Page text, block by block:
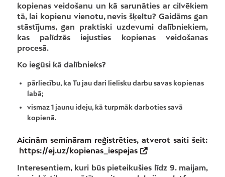
kopienas veidošanu un kā sarunāties ar cilvēkiem
tā, lai kopienu vienotu, nevis šķeltu? Gaidāms gan
stāstījums, gan praktiski uzdevumi dalībniekiem,
kas palīdzēs iejusties kopienas veidošanas
procesā.
Ko iegūsi kā dalībnieks?
pārliecību, ka Tu jau dari lielisku darbu savas kopienas
labā;
vismaz 1 jaunu ideju, kā turpmāk darboties savā
kopienā.
Aicinām semināram reģistrēties, atverot saiti šeit:
https://ej.uz/kopienas_iespejas
Interesentiem, kuri būs pieteikušies līdz 9. maijam,